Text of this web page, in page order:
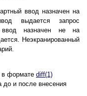
ввод назначен на
выдается запрос
ввод назначен не на
Неэкранированный
в формате diff(1)
до и после внесения